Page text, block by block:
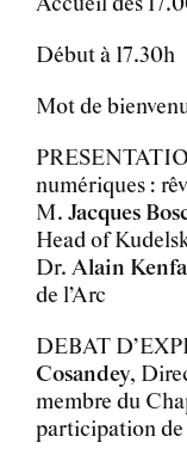
Début à 17.30h
Mot de
numériques :
M. Jacques
Head of
Dr. Alain
de l’Arc
DEBAT
Cosandey,
membre du
participation de